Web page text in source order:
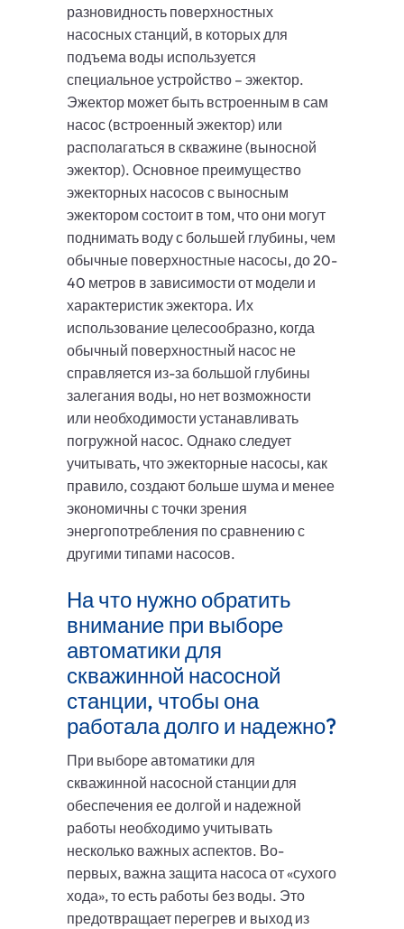
разновидность поверхностных
насосных станций, в которых для
подъема воды используется
специальное устройство – эжектор.
Эжектор может быть встроенным в сам
насос (встроенный эжектор) или
располагаться в скважине (выносной
эжектор). Основное преимущество
эжекторных насосов с выносным
эжектором состоит в том, что они могут
поднимать воду с большей глубины, чем
обычные поверхностные насосы, до 20-
40 метров в зависимости от модели и
характеристик эжектора. Их
использование целесообразно, когда
обычный поверхностный насос не
справляется из-за большой глубины
залегания воды, но нет возможности
или необходимости устанавливать
погружной насос. Однако следует
учитывать, что эжекторные насосы, как
правило, создают больше шума и менее
экономичны с точки зрения
энергопотребления по сравнению с
другими типами насосов.
На что нужно обратить
внимание при выборе
автоматики для
скважинной насосной
станции, чтобы она
работала долго и надежно?
При выборе автоматики для
скважинной насосной станции для
обеспечения ее долгой и надежной
работы необходимо учитывать
несколько важных аспектов. Во-
первых, важна защита насоса от «сухого
хода», то есть работы без воды. Это
предотвращает перегрев и выход из